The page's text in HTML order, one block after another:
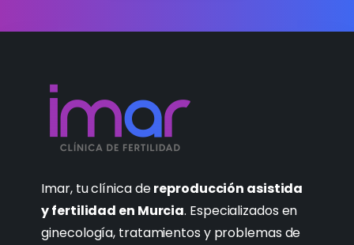
Imar, tu clínica dereproducción asistida
y fertilidad en Murcia. Especializados en
ginecología, tratamientos y problemas de